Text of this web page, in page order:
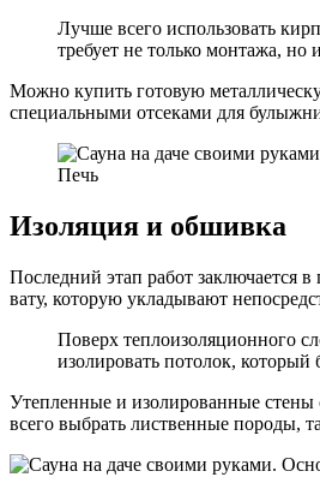
Лучше всего использовать
требует не только монтажа, но
Можно купить готовую
специальными отсеками для
Печь
Изоляция и обшивка
Последний этап работ заключается
вату, которую укладывают
Поверх теплоизоляционного
изолировать потолок, который
Утепленные и изолированные стены
всего выбрать лиственные породы,